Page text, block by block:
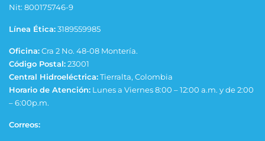
Nit: 800175746-9
Línea Ética:3189559985
Oficina:Cra 2 No. 48-08 Montería.
Código Postal:23001
Central Hidroeléctrica:Tierralta, Colombia
Horario de Atención: Lunes a Viernes 8:00 – 12:00 a.m. y de 2:00
– 6:00p.m.
Correos: